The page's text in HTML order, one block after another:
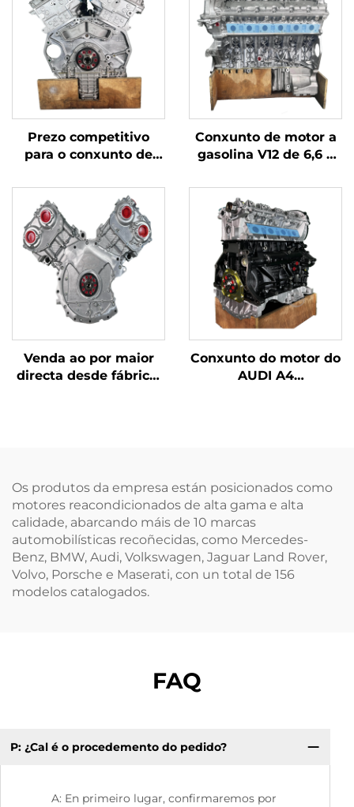
Prezo competitivo
para o conxunto de
de Rolls-Royce 760Li,
modelo N74B66, 6,6 T,
bloque do motor e
cabezal, fabricado por
BMW nos Estados
Unidos
Conxunto de motor a
gasolina V12 de 6,6 T
BMW/Rolls-Royce,
novo, de prezo
reducido, modelo N74
B66, para BMW 760i
Venda ao por maior
directa desde fábrica:
Conxunto do motor do
AUDI A4
Os produtos da empresa están posicionados como
motores reacondicionados de alta gama e alta
calidade, abarcando máis de 10 marcas
automobilísticas recoñecidas, como Mercedes-
Benz, BMW, Audi, Volkswagen, Jaguar Land Rover,
Volvo, Porsche e Maserati, con un total de 156
modelos catalogados.
FAQ
P: ¿Cal é o procedemento do pedido?
A: En primeiro lugar, confirmaremos por